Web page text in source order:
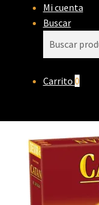
Mi cuenta
Buscar
Carrito 0